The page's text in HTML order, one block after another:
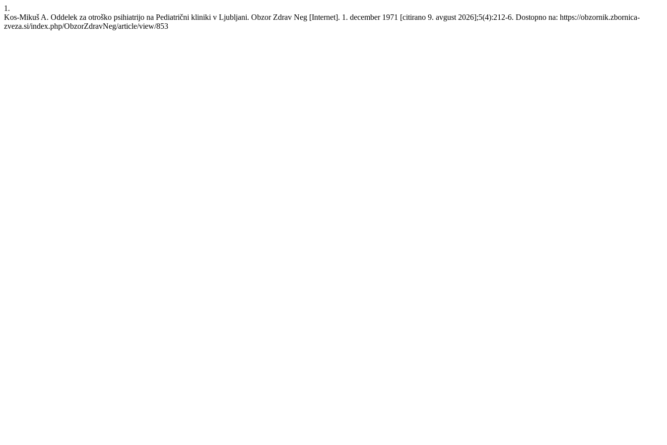
1.
Kos-Mikuš A. Oddelek za otroško psihiatrijo na Pediatrični kliniki v Ljubljani. Obzor Zdrav Neg [Internet]. 1. december 1971 [citirano 9. avgust 2026];5(4):212-6. Dostopno na: https://obzornik.zbornica-
zveza.si/index.php/ObzorZdravNeg/article/view/853